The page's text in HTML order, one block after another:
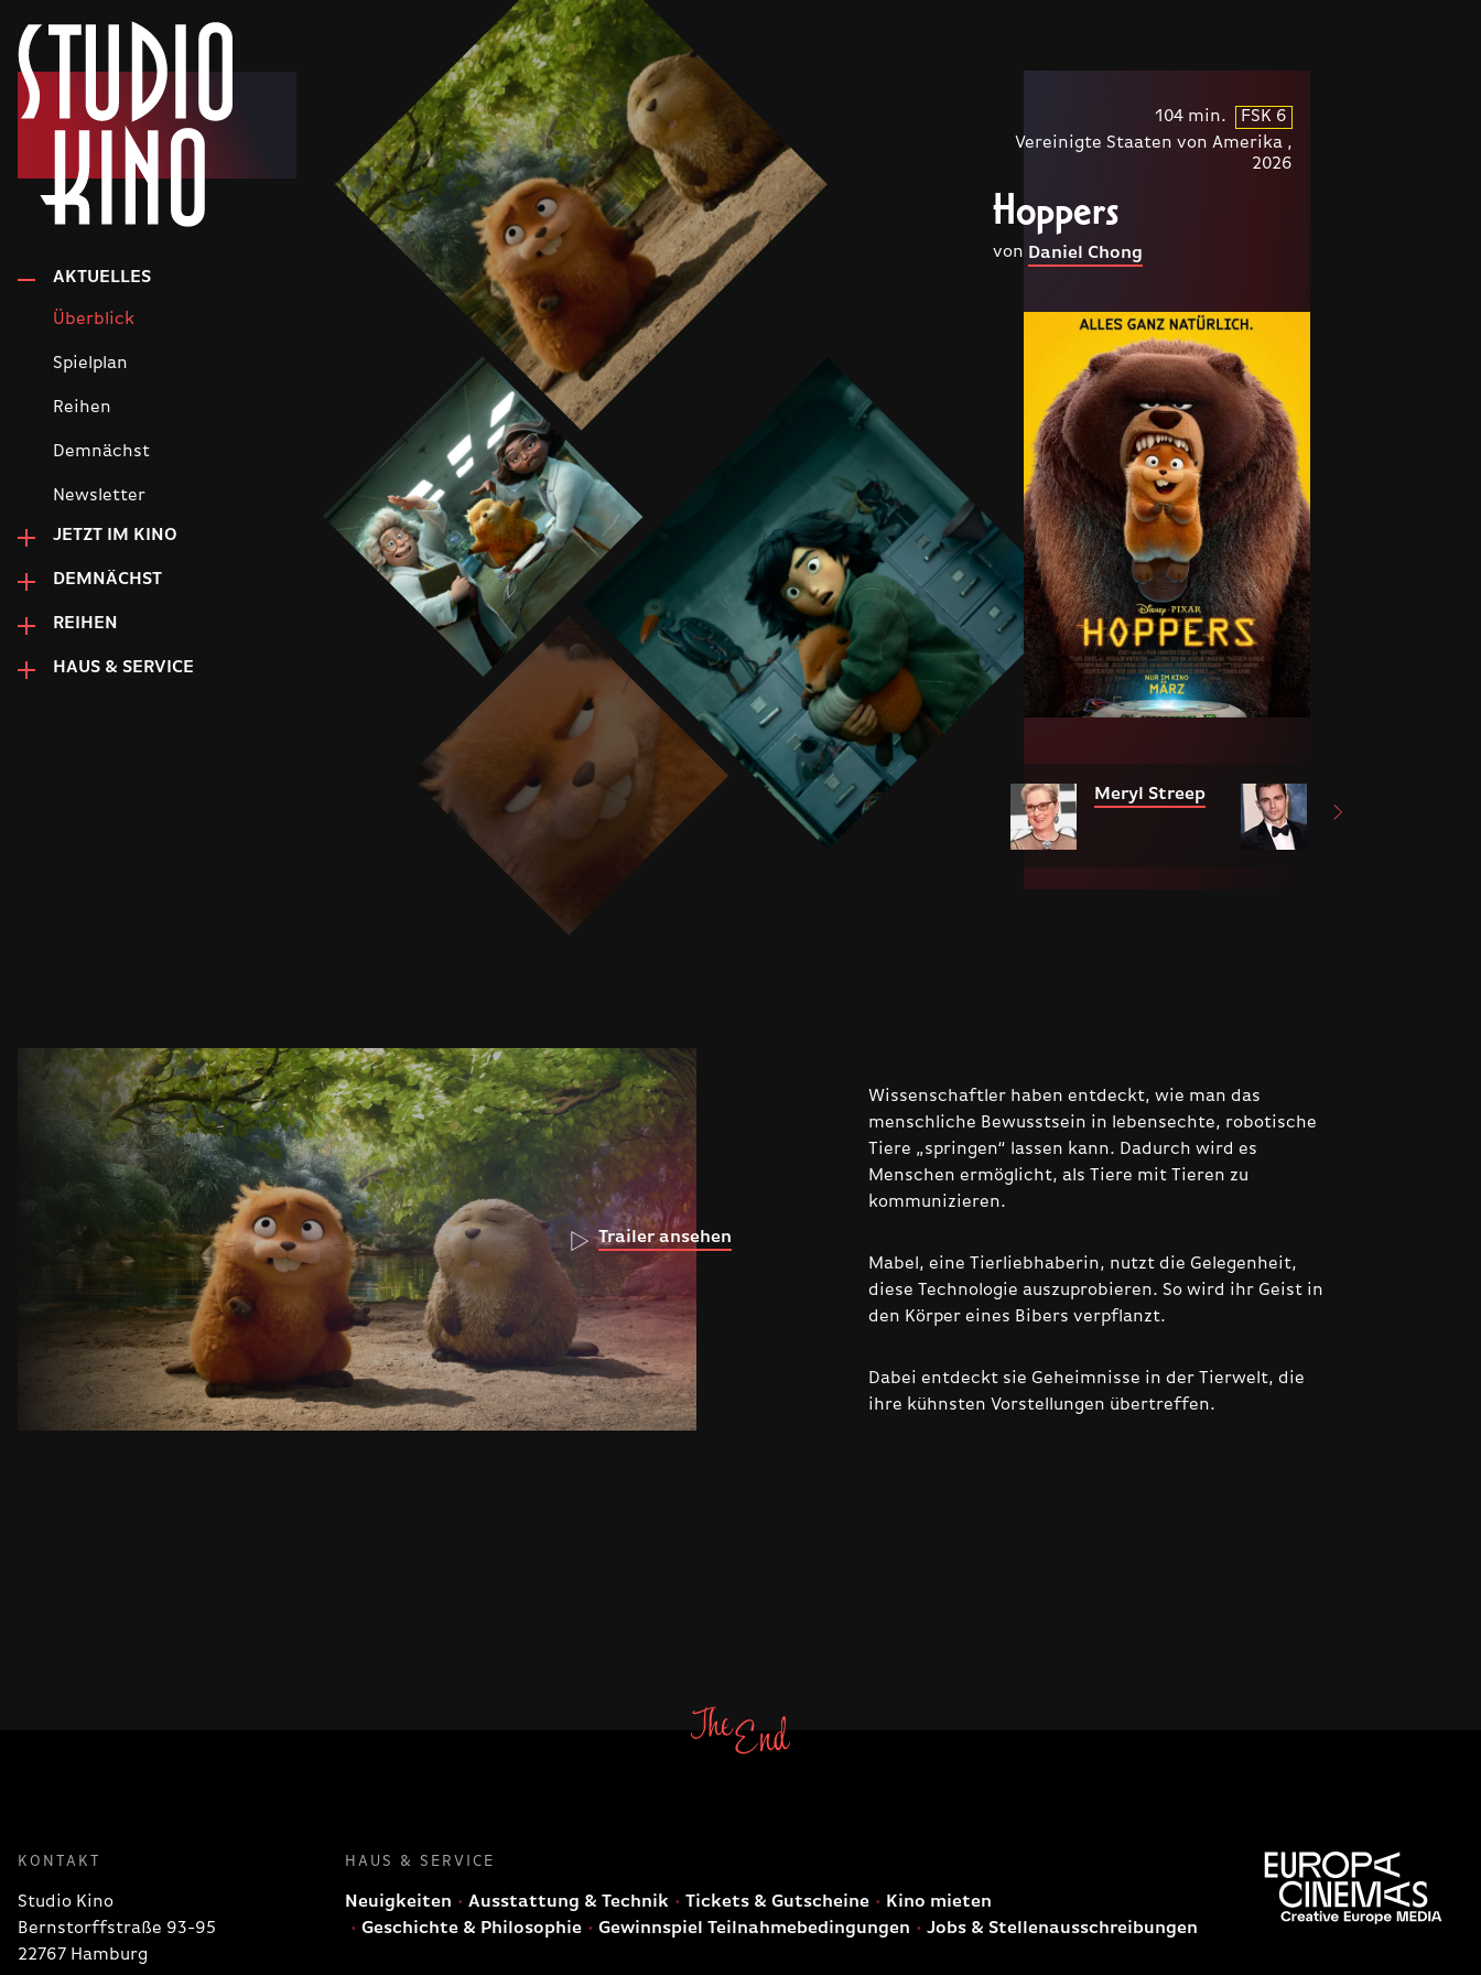
AKTUELLES
Überblick
Spielplan
Reihen
Demnächst
Newsletter
JETZT IM KINO
DEMNÄCHST
REIHEN
HAUS & SERVICE
104 min.
FSK 6
Vereinigte Staaten von Amerika ,
2026
Hoppers
von Daniel Chong
Meryl Streep
Trailer ansehen
Wissenschaftler haben entdeckt, wie man das
menschliche Bewusstsein in lebensechte, robotische
Tiere „springen“ lassen kann. Dadurch wird es
Menschen ermöglicht, als Tiere mit Tieren zu
kommunizieren.
Mabel, eine Tierliebhaberin, nutzt die Gelegenheit,
diese Technologie auszuprobieren. So wird ihr Geist in
den Körper eines Bibers verpflanzt.
Dabei entdeckt sie Geheimnisse in der Tierwelt, die
ihre kühnsten Vorstellungen übertreffen.
KONTAKT
Studio Kino
Bernstorffstraße 93-95
22767 Hamburg
HAUS & SERVICE
Neuigkeiten Ausstattung & Technik Tickets & Gutscheine
Kino mieten
Geschichte & Philosophie
Gewinnspiel Teilnahmebedingungen Jobs & Stellenausschreibungen